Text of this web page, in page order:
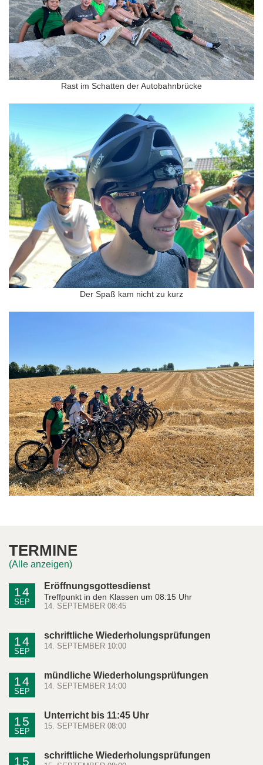
Rast im Schatten der Autobahnbrücke
Der Spaß kam nicht zu kurz
TERMINE
(Alle anzeigen)
14
SEP
Eröffnungsgottesdienst
Treffpunkt in den Klassen um 08:15 Uhr
14. SEPTEMBER 08:45
14
SEP
schriftliche Wiederholungsprüfungen
14. SEPTEMBER 10:00
14
SEP
mündliche Wiederholungsprüfungen
14. SEPTEMBER 14:00
15
SEP
Unterricht bis 11:45 Uhr
15. SEPTEMBER 08:00
15 schriftliche Wiederholungsprüfungen